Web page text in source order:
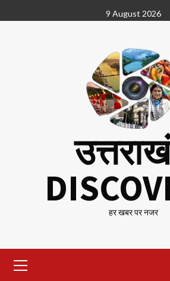
to
9 August 2026
हर खबर पर नजर
Menu